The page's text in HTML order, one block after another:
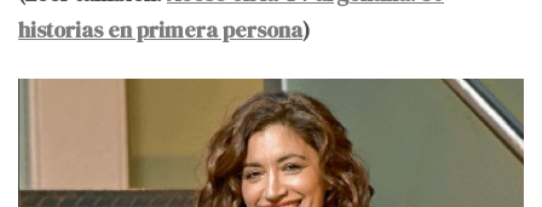
historias en primera persona)